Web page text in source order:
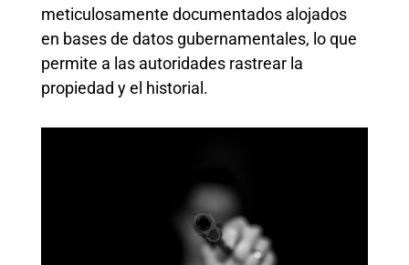
meticulosamente documentados alojados
en bases de datos gubernamentales, lo que
permite a las autoridades rastrear la
propiedad y el historial.